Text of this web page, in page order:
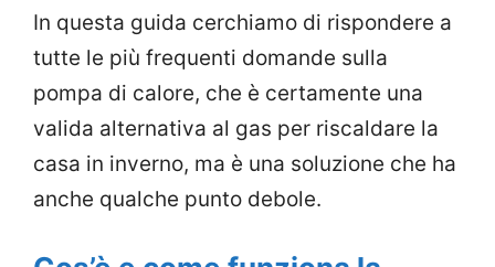
In questa guida cerchiamo di rispondere a
tutte le più frequenti domande sulla
pompa di calore, che è certamente una
valida alternativa al gas per riscaldare la
casa in inverno, ma è una soluzione che ha
anche qualche punto debole.